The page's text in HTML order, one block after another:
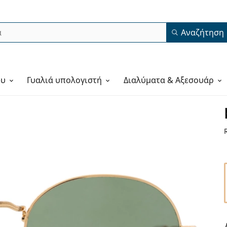
Αναζήτηση
Γυαλιά υπολογιστή Διαλύματα & Αξεσουάρ